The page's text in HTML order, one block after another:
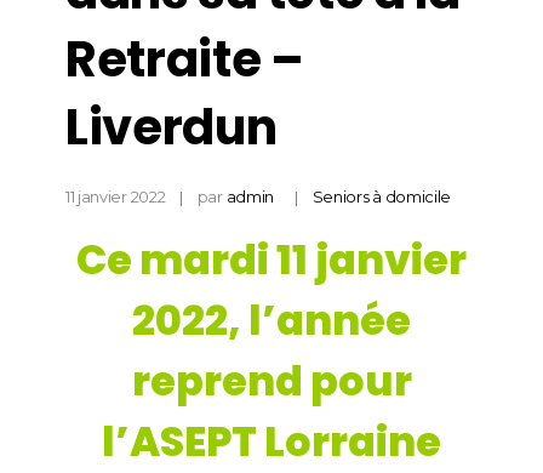
Retraite –
Liverdun
11 janvier 2022 par admin Seniors à domicile
Ce mardi 11 janvier
2022, l’année
reprend pour
l’ASEPT Lorraine